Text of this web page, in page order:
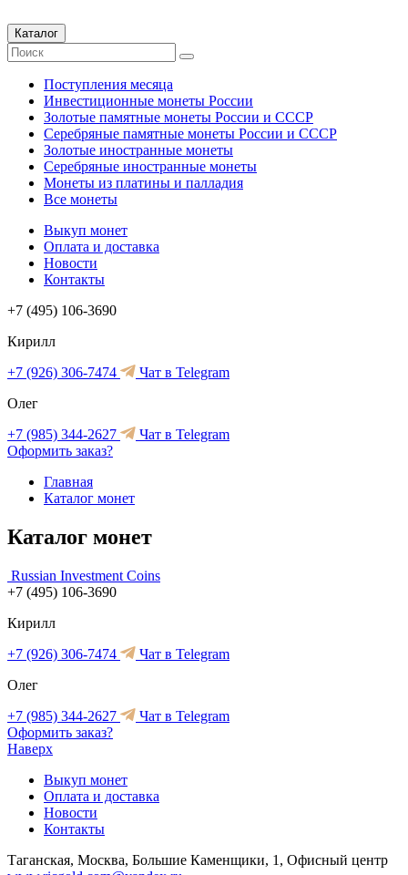
Каталог
Поступления месяца
Инвестиционные монеты России
Золотые памятные монеты России и СССР
Серебряные памятные монеты России и СССР
Золотые иностранные монеты
Серебряные иностранные монеты
Монеты из платины и палладия
Все монеты
Выкуп монет
Оплата и доставка
Новости
Контакты
+7 (495) 106-3690
Кирилл
+7 (926) 306-7474
Чат в Telegram
Олег
+7 (985) 344-2627
Чат в Telegram
Оформить заказ?
Главная
Каталог монет
Каталог монет
Russian Investment Coins
+7 (495) 106-3690
Кирилл
+7 (926) 306-7474
Чат в Telegram
Олег
+7 (985) 344-2627
Чат в Telegram
Оформить заказ?
Наверх
Выкуп монет
Оплата и доставка
Новости
Контакты
Таганская, Москва, Большие Каменщики, 1, Офисный центр